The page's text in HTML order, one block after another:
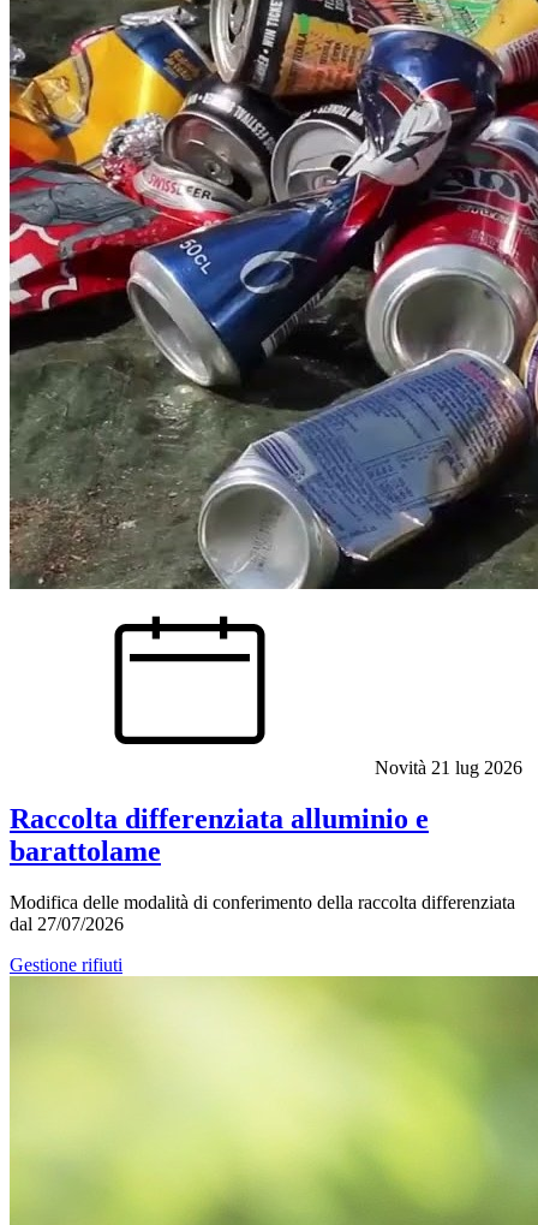
Novità 21 lug 2026
Raccolta differenziata alluminio e
barattolame
Modifica delle modalità di conferimento della raccolta differenziata
dal 27/07/2026
Gestione rifiuti